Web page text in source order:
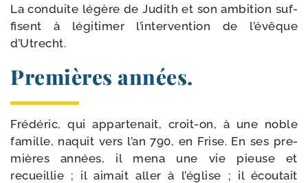
La conduite légère de Judith et son ambi­tion suf­
fisent à légi­ti­mer l’intervention de l’évêque
d’Utrecht.
Premières années.
Frédéric, qui appar­te­nait, croit-​on, à une noble
famille, naquit vers l’an 790, en Frise. En ses pre­
mières années, il mena une vie pieuse et
recueillie ; il aimait aller à l’é­glise ; il écou­tait